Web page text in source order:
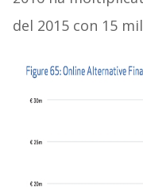
del 2015 con 15